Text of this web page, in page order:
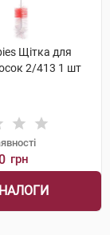
Щітка для
2/413 1 шт
грн